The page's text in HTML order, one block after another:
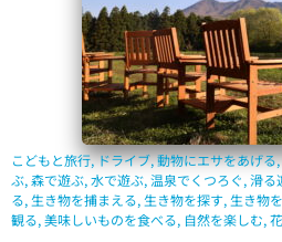
こどもと旅行,ドライブ,動物にエサをあげる,
ぶ,森で遊ぶ,水で遊ぶ,温泉でくつろぐ,滑る
る,生き物を捕まえる,生き物を探す,生き物
観る,美味しいものを食べる, 自然を楽しむ,